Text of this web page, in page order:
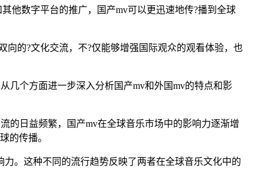
他数字平台的推广，国产mv可以更迅速地传?播到全球
的?文化交流，不?仅能够增强国际观众的观看体验，也
几个方面进一步深入分析国产mv和外国mv的特点和影
的日益频繁，国产mv在全球音乐市场中的影响力逐渐增
的传播。
。这种不同的流行趋势反映了两者在全球音乐文化中的